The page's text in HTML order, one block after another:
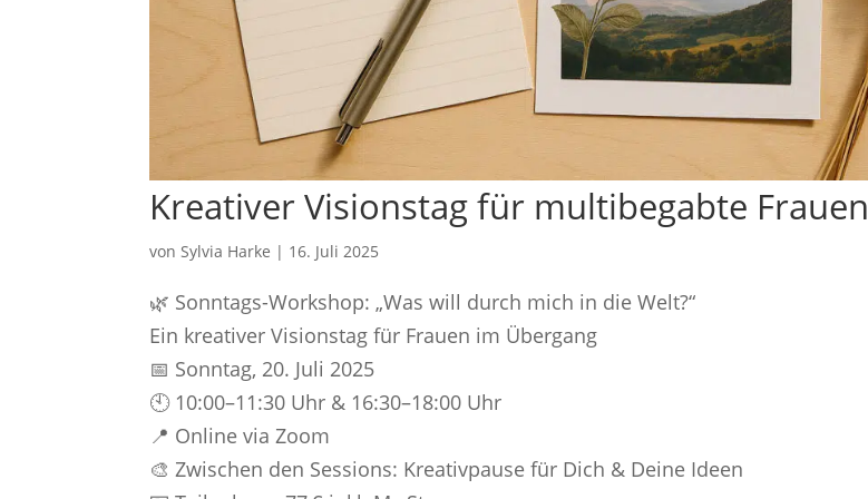
Kreativer Visionstag für multibegabte Frauen
vonSylvia Harke | 16. Juli 2025
🌿 Sonntags-Workshop: „Was will durch mich in die Welt?“
Ein kreativer Visionstag für Frauen im Übergang
📅 Sonntag, 20. Juli 2025
🕙 10:00–11:30 Uhr & 16:30–18:00 Uhr
📍 Online via Zoom
🎨 Zwischen den Sessions: Kreativpause für Dich & Deine Ideen